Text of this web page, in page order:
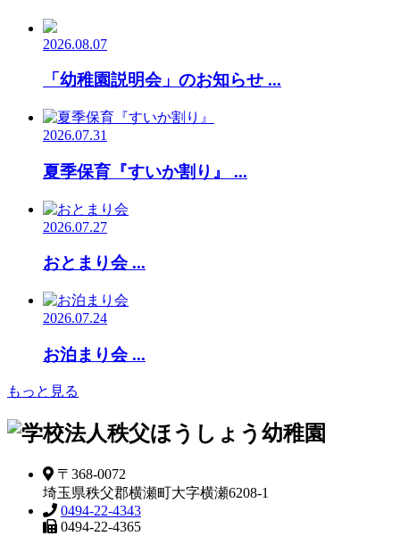
2026.08.07
「幼稚園説明会」のお知らせ ...
2026.07.31
夏季保育『すいか割り』 ...
2026.07.27
おとまり会 ...
2026.07.24
お泊まり会 ...
もっと見る
〒368-0072
埼玉県秩父郡横瀬町大字横瀬6208-1
0494-22-4343
0494-22-4365